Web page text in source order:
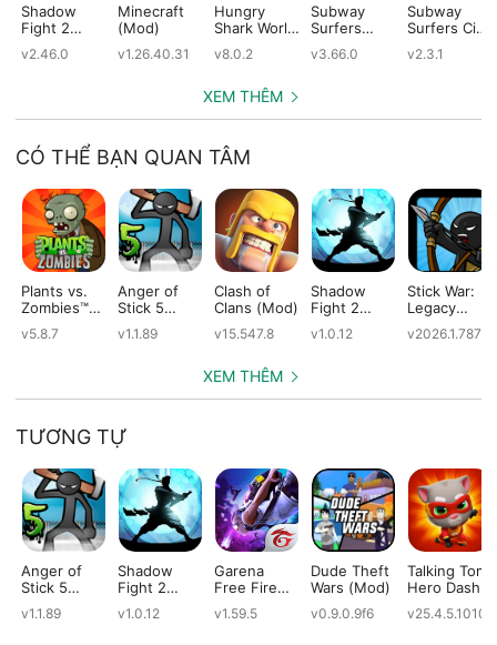
Shadow
Fight 2
v2.46.0
Minecraft
(Mod)
v1.26.40.31
Hungry
Shark World
v8.0.2
Subway
Surfers
v3.66.0
Subway
Surfers City
v2.3.1
XEM THÊM
CÓ THỂ BẠN QUAN TÂM
Plants vs.
Zombies™
v5.8.7
Anger of
Stick 5
v1.1.89
Clash of
Clans (Mod)
v15.547.8
Shadow
Fight 2
Edition
v1.0.12
Stick War:
Legacy
v2026.1.787
XEM THÊM
TƯƠNG TỰ
Anger of
Stick 5
v1.1.89
Shadow
Fight 2
Edition
v1.0.12
Garena
Free Fire
v1.59.5
Dude Theft
Wars (Mod)
v0.9.0.9f6
Talking Tom
Hero Dash
v25.4.5.10109